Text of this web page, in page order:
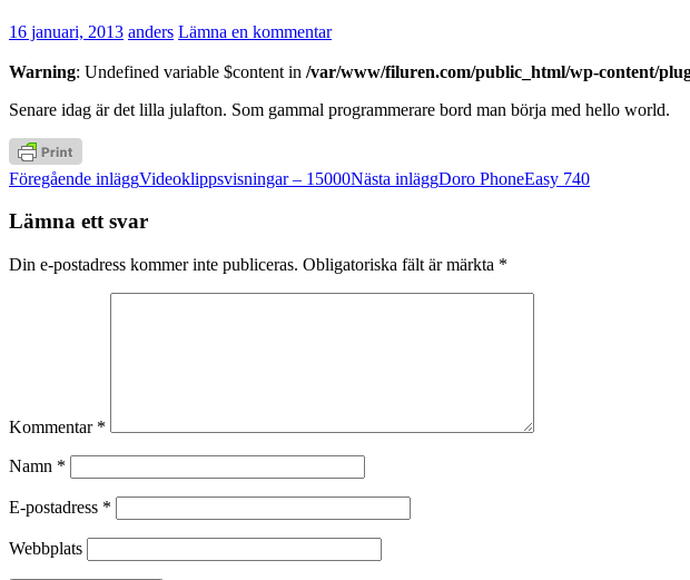
16 januari, 2013 anders Lämna en kommentar
Warning: Undefined variable $content in /var/www/filuren.com/public_html/wp-content/
Senare idag är det lilla julafton. Som gammal programmerare bord man börja med hello world.
Inläggsnavigering
Föregående inläggVideoklippsvisningar – 15000Nästa inläggDoro PhoneEasy 740
Lämna ett svar
Din e-postadress kommer inte publiceras. Obligatoriska fält är märkta *
Kommentar *
Namn *
E-postadress *
Webbplats